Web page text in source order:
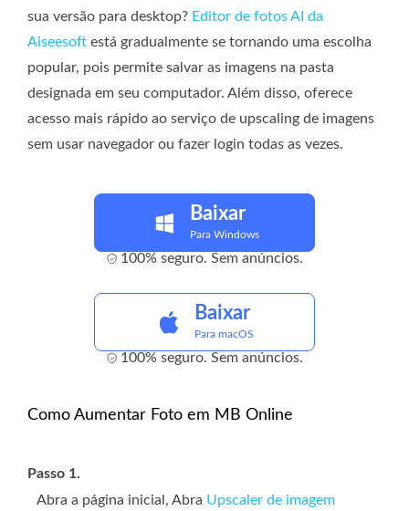
sua versão para desktop? Editor de fotos AI da
Aiseesoft está gradualmente se tornando uma escolha
popular, pois permite salvar as imagens na pasta
designada em seu computador. Além disso, oferece
acesso mais rápido ao serviço de upscaling de imagens
sem usar navegador ou fazer login todas as vezes.
Baixar
Para Windows
100% seguro. Sem anúncios.
Baixar
Para macOS
100% seguro. Sem anúncios.
Como Aumentar Foto em MB Online
Passo 1.
Abra a página inicial, Abra Upscaler de imagem